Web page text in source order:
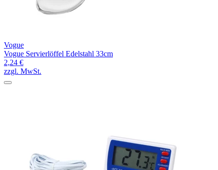
Vogue
Vogue Servierlöffel Edelstahl 33cm
2,24 €
zzgl. MwSt.